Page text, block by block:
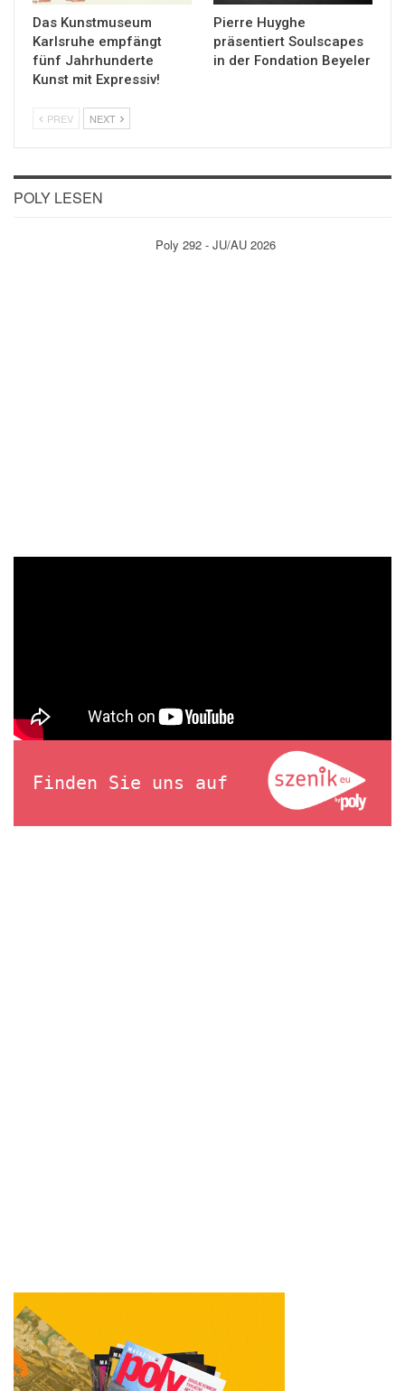
Das Kunstmuseum
Karlsruhe empfängt
fünf Jahrhunderte
Kunst mit Expressiv!
Pierre Huyghe
präsentiert Soulscapes
in der Fondation Beyeler
PREV NEXT
POLY LESEN
Poly 292 - JU/AU 2026
Finden Sie uns auf